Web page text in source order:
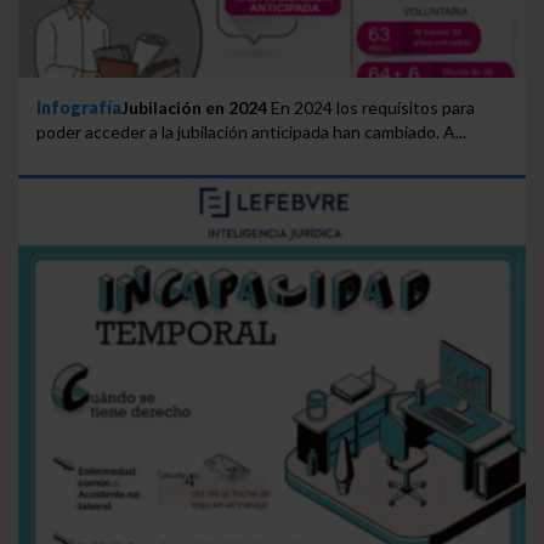
InfografíaJubilación en 2024 En 2024 los requisitos para
poder acceder a la jubilación anticipada han cambiado. A...